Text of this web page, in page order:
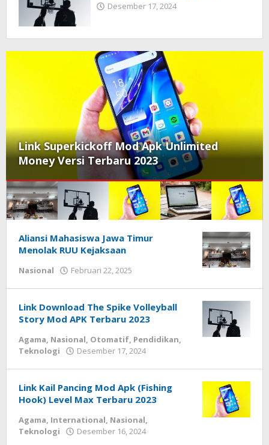
Desember 17, 2024
Link Superkickoff Mod Apk Unlimited
Money Versi Terbaru 2023
Radar
Berita
Aliansi Mahasiswa Jawa Timur
Menolak RUU Kejaksaan
Nasional Februari 22, 2025
Link Download The Spike Volleyball
Story Mod APK Terbaru 2023
Agama, Nasional, Otomatif, Pendidikan,
Teknologi
Desember 17, 2024
Link Kail Pancing Mod Apk (Fishing
Hook) Level Max Terbaru 2023
Agama, International, Nasional,
Teknologi
Desember 16, 2024